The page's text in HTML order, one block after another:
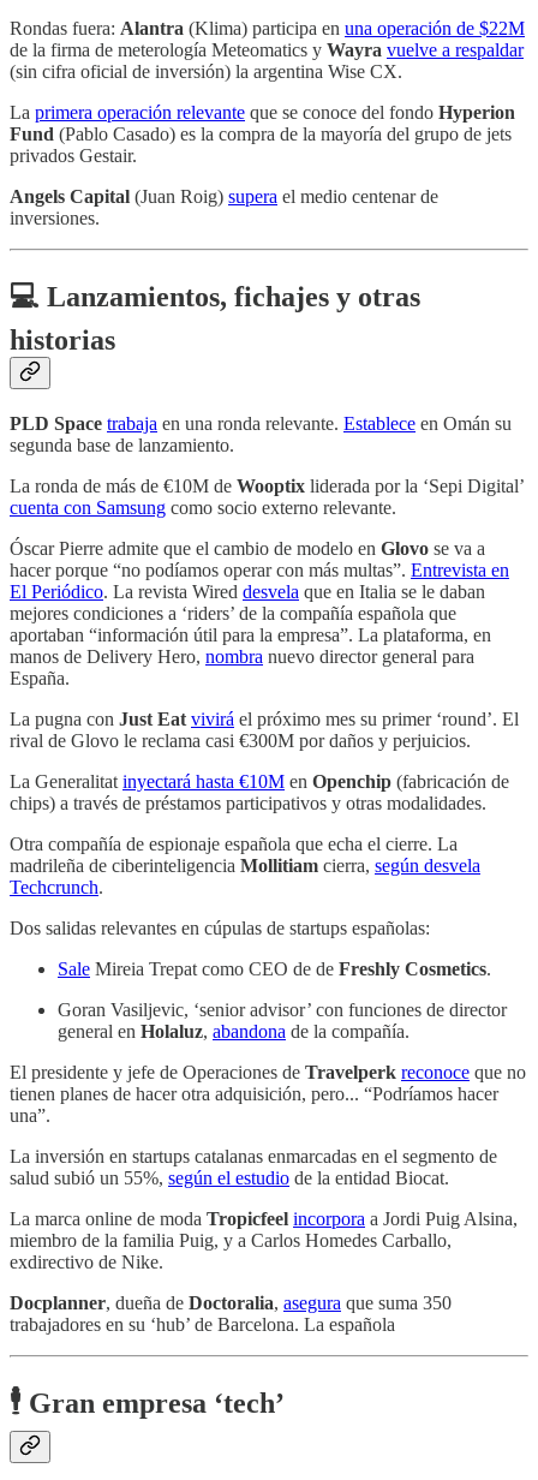
Rondas fuera: Alantra (Klima) participa en una operación de $22M
de la firma de meterología Meteomatics y Wayra vuelve a respaldar
(sin cifra oficial de inversión) la argentina Wise CX.
La primera operación relevante que se conoce del fondo Hyperion
Fund (Pablo Casado) es la compra de la mayoría del grupo de jets
privados Gestair.
Angels Capital (Juan Roig) supera el medio centenar de
inversiones.
💻 Lanzamientos, fichajes y otras
historias
PLD Space trabaja en una ronda relevante. Establece en Omán su
segunda base de lanzamiento.
La ronda de más de €10M de Wooptix liderada por la ‘Sepi Digital’
cuenta con Samsung como socio externo relevante.
Óscar Pierre admite que el cambio de modelo en Glovo se va a
hacer porque “no podíamos operar con más multas”. Entrevista en
El Periódico. La revista Wired desvela que en Italia se le daban
mejores condiciones a ‘riders’ de la compañía española que
aportaban “información útil para la empresa”. La plataforma, en
manos de Delivery Hero, nombra nuevo director general para
España.
La pugna con Just Eat vivirá el próximo mes su primer ‘round’. El
rival de Glovo le reclama casi €300M por daños y perjuicios.
La Generalitat inyectará hasta €10M en Openchip (fabricación de
chips) a través de préstamos participativos y otras modalidades.
Otra compañía de espionaje española que echa el cierre. La
madrileña de ciberinteligencia Mollitiam cierra, según desvela
Techcrunch.
Dos salidas relevantes en cúpulas de startups españolas:
Sale Mireia Trepat como CEO de de Freshly Cosmetics.
Goran Vasiljevic, ‘senior advisor’ con funciones de director
general en Holaluz, abandona de la compañía.
El presidente y jefe de Operaciones de Travelperk reconoce que no
tienen planes de hacer otra adquisición, pero... “Podríamos hacer
una”.
La inversión en startups catalanas enmarcadas en el segmento de
salud subió un 55%, según el estudio de la entidad Biocat.
La marca online de moda Tropicfeel incorpora a Jordi Puig Alsina,
miembro de la familia Puig, y a Carlos Homedes Carballo,
exdirectivo de Nike.
Docplanner, dueña de Doctoralia, asegura que suma 350
trabajadores en su ‘hub’ de Barcelona. La española
🕴️ Gran empresa ‘tech’